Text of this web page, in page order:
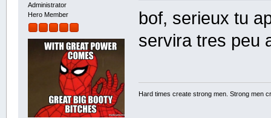
Administrator
Hero Member
bof, serieux tu
servira tres peu
Hard times create strong men. Strong men